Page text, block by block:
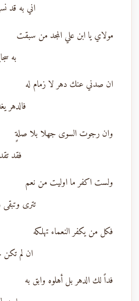
اني به قد
مولاي يا ابن علي المجد من سبقت
به
ان صدني عنك دهر لا زمام له
فالدهر
وان رجوت السوى جهلا بلا صلةٍ
فقد
ولست اكفر ما اوليت من نعم
تترى وتبقى
فكل من يكفر النعماء تهلكه
ان لم
فداً لك الدهر بل أهلوه وابق به